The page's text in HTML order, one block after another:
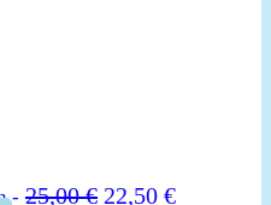
- 25,00€ El
22,50 €El